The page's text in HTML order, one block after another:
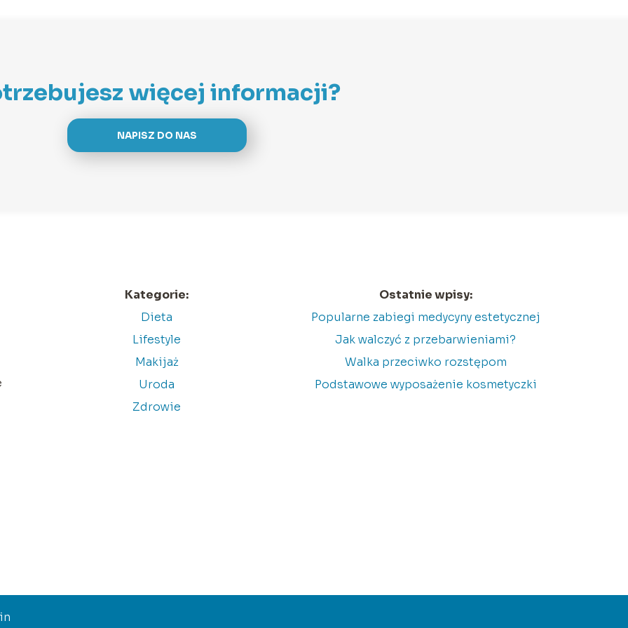
więcej informacji?
NAPISZ DO NAS
Kategorie:
Dieta
Lifestyle
Makijaż
Uroda
Zdrowie
Ostatnie wpisy:
Popularne zabiegi medycyny estetycznej
Jak walczyć z przebarwieniami?
Walka przeciwko rozstępom
Podstawowe wyposażenie kosmetyczki